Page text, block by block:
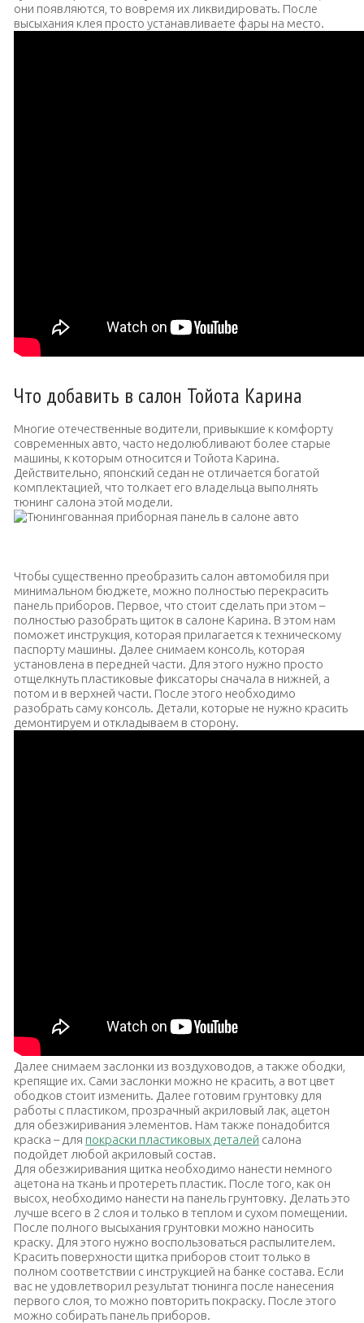
они появляются, то вовремя их ликвидировать. После
высыхания клея просто устанавливаете фары на место.
Что добавить в салон Тойота Карина
Многие отечественные водители, привыкшие к комфорту
современных авто, часто недолюбливают более старые
машины, к которым относится и Тойота Карина.
Действительно, японский седан не отличается богатой
комплектацией, что толкает его владельца выполнять
тюнинг салона этой модели.
Чтобы существенно преобразить салон автомобиля при
минимальном бюджете, можно полностью перекрасить
панель приборов. Первое, что стоит сделать при этом –
полностью разобрать щиток в салоне Карина. В этом нам
поможет инструкция, которая прилагается к техническому
паспорту машины. Далее снимаем консоль, которая
установлена в передней части. Для этого нужно просто
отщелкнуть пластиковые фиксаторы сначала в нижней, а
потом и в верхней части. После этого необходимо
разобрать саму консоль. Детали, которые не нужно красить
демонтируем и откладываем в сторону.
Далее снимаем заслонки из воздуховодов, а также ободки,
крепящие их. Сами заслонки можно не красить, а вот цвет
ободков стоит изменить. Далее готовим грунтовку для
работы с пластиком, прозрачный акриловый лак, ацетон
для обезжиривания элементов. Нам также понадобится
краска – для покраски пластиковых деталей салона
подойдет любой акриловый состав.
Для обезжиривания щитка необходимо нанести немного
ацетона на ткань и протереть пластик. После того, как он
высох, необходимо нанести на панель грунтовку. Делать это
лучше всего в 2 слоя и только в теплом и сухом помещении.
После полного высыхания грунтовки можно наносить
краску. Для этого нужно воспользоваться распылителем.
Красить поверхности щитка приборов стоит только в
полном соответствии с инструкцией на банке состава. Если
вас не удовлетворил результат тюнинга после нанесения
первого слоя, то можно повторить покраску. После этого
можно собирать панель приборов.